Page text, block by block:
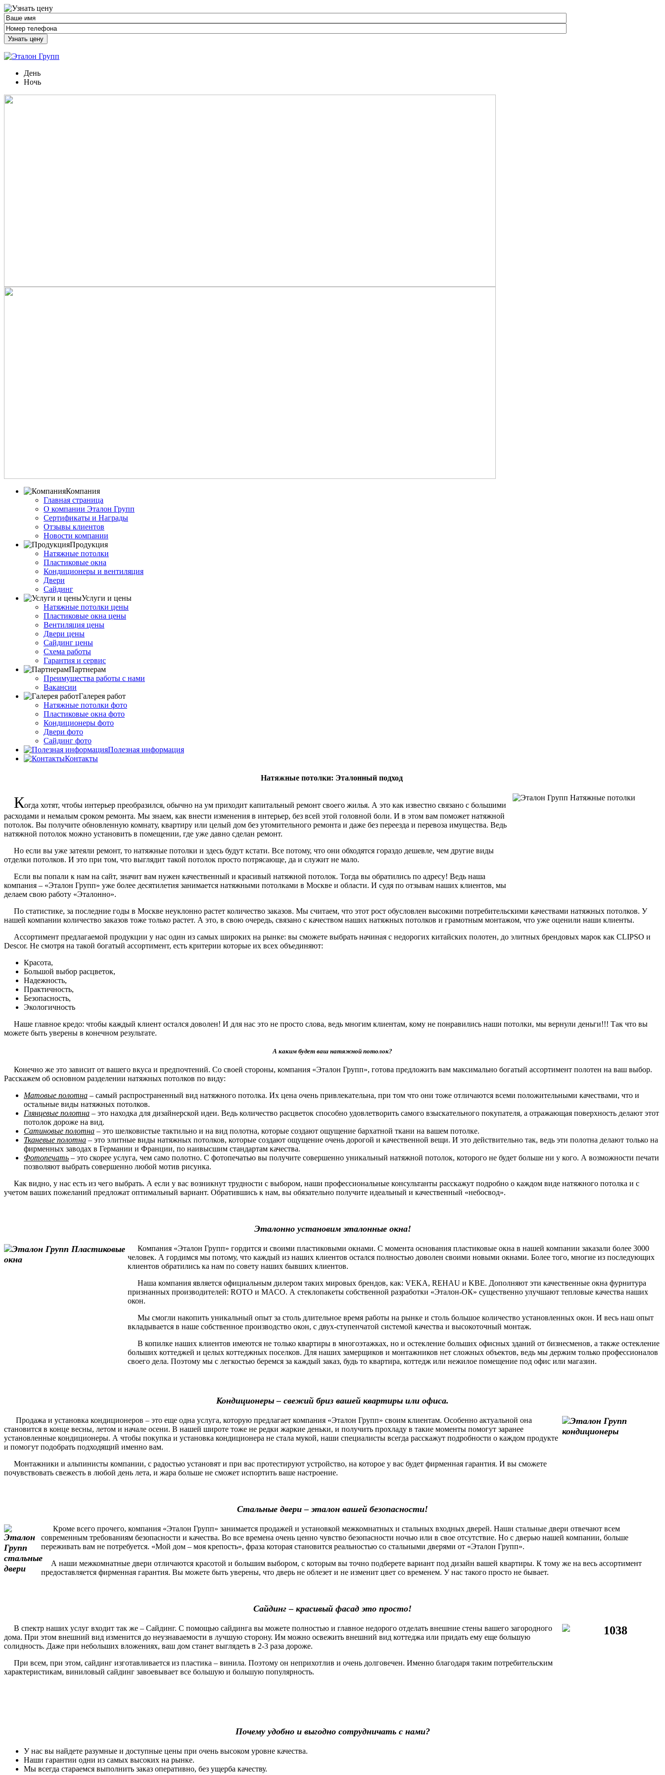
Узнать цену
День
Ночь
Компания
Главная страница
О компании Эталон Групп
Сертификаты и Награды
Отзывы клиентов
Новости компании
Продукция
Натяжные потолки
Пластиковые окна
Кондиционеры и вентиляция
Двери
Сайдинг
Услуги и цены
Натяжные потолки цены
Пластиковые окна цены
Вентиляция цены
Двери цены
Сайдинг цены
Схема работы
Гарантия и сервис
Партнерам
Преимущества работы с нами
Вакансии
Галерея работ
Натяжные потолки фото
Пластиковые окна фото
Кондиционеры фото
Двери фото
Сайдинг фото
Полезная информация
Контакты
Натяжные потолки: Эталонный подход
Когда хотят, чтобы интерьер преобразился, обычно на ум приходит капитальный ремонт своего жилья. А это как известно связано с большими
расходами и немалым сроком ремонта. Мы знаем, как внести изменения в интерьер, без всей этой головной боли. И в этом вам поможет натяжной
потолок. Вы получите обновленную комнату, квартиру или целый дом без утомительного ремонта и даже без переезда и перевоза имущества. Ведь
натяжной потолок можно установить в помещении, где уже давно сделан ремонт.
Но если вы уже затеяли ремонт, то натяжные потолки и здесь будут кстати. Все потому, что они обходятся гораздо дешевле, чем другие виды
отделки потолков. И это при том, что выглядит такой потолок просто потрясающе, да и служит не мало.
Если вы попали к нам на сайт, значит вам нужен качественный и красивый натяжной потолок. Тогда вы обратились по адресу! Ведь наша
компания – «Эталон Групп» уже более десятилетия занимается натяжными потолками в Москве и области. И судя по отзывам наших клиентов, мы
делаем свою работу «Эталонно».
По статистике, за последние годы в Москве неуклонно растет количество заказов. Мы считаем, что этот рост обусловлен высокими потребительскими качествами натяжных потолков. У
нашей компании количество заказов тоже только растет. А это, в свою очередь, связано с качеством наших натяжных потолков и грамотным монтажом, что уже оценили наши клиенты.
Ассортимент предлагаемой продукции у нас один из самых широких на рынке: вы сможете выбрать начиная с недорогих китайских полотен, до элитных брендовых марок как CLIPSO и
Descor. Не смотря на такой богатый ассортимент, есть критерии которые их всех объединяют:
Красота,
Большой выбор расцветок,
Надежность,
Практичность,
Безопасность,
Экологичность
Наше главное кредо: чтобы каждый клиент остался доволен! И для нас это не просто слова, ведь многим клиентам, кому не понравились наши потолки, мы вернули деньги!!! Так что вы
можете быть уверены в конечном результате.
А каким будет ваш натяжной потолок?
Конечно же это зависит от вашего вкуса и предпочтений. Со своей стороны, компания «Эталон Групп», готова предложить вам максимально богатый ассортимент полотен на ваш выбор.
Расскажем об основном разделении натяжных потолков по виду:
Матовые полотна – самый распространенный вид натяжного потолка. Их цена очень привлекательна, при том что они тоже отличаются всеми положительными качествами, что и
остальные виды натяжных потолков.
Глянцевые полотна – это находка для дизайнерской идеи. Ведь количество расцветок способно удовлетворить самого взыскательного покупателя, а отражающая поверхность делают этот
потолок дороже на вид.
Сатиновые полотна – это шелковистые тактильно и на вид полотна, которые создают ощущение бархатной ткани на вашем потолке.
Тканевые полотна – это элитные виды натяжных потолков, которые создают ощущение очень дорогой и качественной вещи. И это действительно так, ведь эти полотна делают только на
фирменных заводах в Германии и Франции, по наивысшим стандартам качества.
Фотопечать – это скорее услуга, чем само полотно. С фотопечатью вы получите совершенно уникальный натяжной потолок, которого не будет больше ни у кого. А возможности печати
позволяют выбрать совершенно любой мотив рисунка.
Как видно, у нас есть из чего выбрать. А если у вас возникнут трудности с выбором, наши профессиональные консультанты расскажут подробно о каждом виде натяжного потолка и с
учетом ваших пожеланий предложат оптимальный вариант. Обратившись к нам, вы обязательно получите идеальный и качественный «небосвод».
Эталонно установим эталонные окна!
Компания «Эталон Групп» гордится и своими пластиковыми окнами. С момента основания пластиковые окна в нашей компании заказали более 3000
человек. А гордимся мы потому, что каждый из наших клиентов остался полностью доволен своими новыми окнами. Более того, многие из последующих
клиентов обратились ка нам по совету наших бывших клиентов.
Наша компания является официальным дилером таких мировых брендов, как: VEKA, REHAU и KBE. Дополняют эти качественные окна фурнитура
признанных производителей: ROTO и MACO. А стеклопакеты собственной разработки «Эталон-ОК» существенно улучшают тепловые качества наших
окон.
Мы смогли накопить уникальный опыт за столь длительное время работы на рынке и столь большое количество установленных окон. И весь наш опыт
вкладывается в наше собственное производство окон, с двух-ступенчатой системой качества и высокоточный монтаж.
В копилке наших клиентов имеются не только квартиры в многоэтажках, но и остекление больших офисных зданий от бизнесменов, а также остекление
больших коттеджей и целых коттеджных поселков. Для наших замерщиков и монтажников нет сложных объектов, ведь мы держим только профессионалов
своего дела. Поэтому мы с легкостью беремся за каждый заказ, будь то квартира, коттедж или нежилое помещение под офис или магазин.
Кондиционеры – свежий бриз вашей квартиры или офиса.
Продажа и установка кондиционеров – это еще одна услуга, которую предлагает компания «Эталон Групп» своим клиентам. Особенно актуальной она
становится в конце весны, летом и начале осени. В нашей широте тоже не редки жаркие деньки, и получить прохладу в такие моменты помогут заранее
установленные кондиционеры. А чтобы покупка и установка кондиционера не стала мукой, наши специалисты всегда расскажут подробности о каждом продукте
и помогут подобрать подходящий именно вам.
Монтажники и альпинисты компании, с радостью установят и при вас протестируют устройство, на которое у вас будет фирменная гарантия. И вы сможете
почувствовать свежесть в любой день лета, и жара больше не сможет испортить ваше настроение.
Стальные двери – эталон вашей безопасности!
Кроме всего прочего, компания «Эталон Групп» занимается продажей и установкой межкомнатных и стальных входных дверей. Наши стальные двери отвечают всем
современным требованиям безопасности и качества. Во все времена очень ценно чувство безопасности ночью или в свое отсутствие. Но с дверью нашей компании, больше
переживать вам не потребуется. «Мой дом – моя крепость», фраза которая становится реальностью со стальными дверями от «Эталон Групп».
А наши межкомнатные двери отличаются красотой и большим выбором, с которым вы точно подберете вариант под дизайн вашей квартиры. К тому же на весь ассортимент
предоставляется фирменная гарантия. Вы можете быть уверены, что дверь не облезет и не изменит цвет со временем. У нас такого просто не бывает.
Сайдинг – красивый фасад это просто!
В спектр наших услуг входит так же – Сайдинг. С помощью сайдинга вы можете полностью и главное недорого отделать внешние стены вашего загородного
дома. При этом внешний вид изменится до неузнаваемости в лучшую сторону. Им можно освежить внешний вид коттеджа или придать ему еще большую
солидность. Даже при небольших вложениях, ваш дом станет выглядеть в 2-3 раза дороже.
При всем, при этом, сайдинг изготавливается из пластика – винила. Поэтому он неприхотлив и очень долговечен. Именно благодаря таким потребительским
характеристикам, виниловый сайдинг завоевывает все большую и большую популярность.
Почему удобно и выгодно сотрудничать с нами?
У нас вы найдете разумные и доступные цены при очень высоком уровне качества.
Наши гарантии одни из самых высоких на рынке.
Мы всегда стараемся выполнить заказ оперативно, без ущерба качеству.